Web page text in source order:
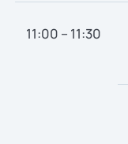
11:00 – 11:30